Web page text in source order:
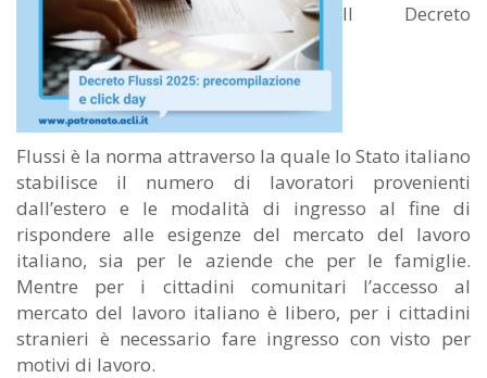
Il Decreto
Flussi è la norma attraverso la quale lo Stato italiano
stabilisce il numero di lavoratori provenienti
dall’estero e le modalità di ingresso al fine di
rispondere alle esigenze del mercato del lavoro
italiano, sia per le aziende che per le famiglie.
Mentre per i cittadini comunitari l’accesso al
mercato del lavoro italiano è libero, per i cittadini
stranieri è necessario fare ingresso con visto per
motivi di lavoro.